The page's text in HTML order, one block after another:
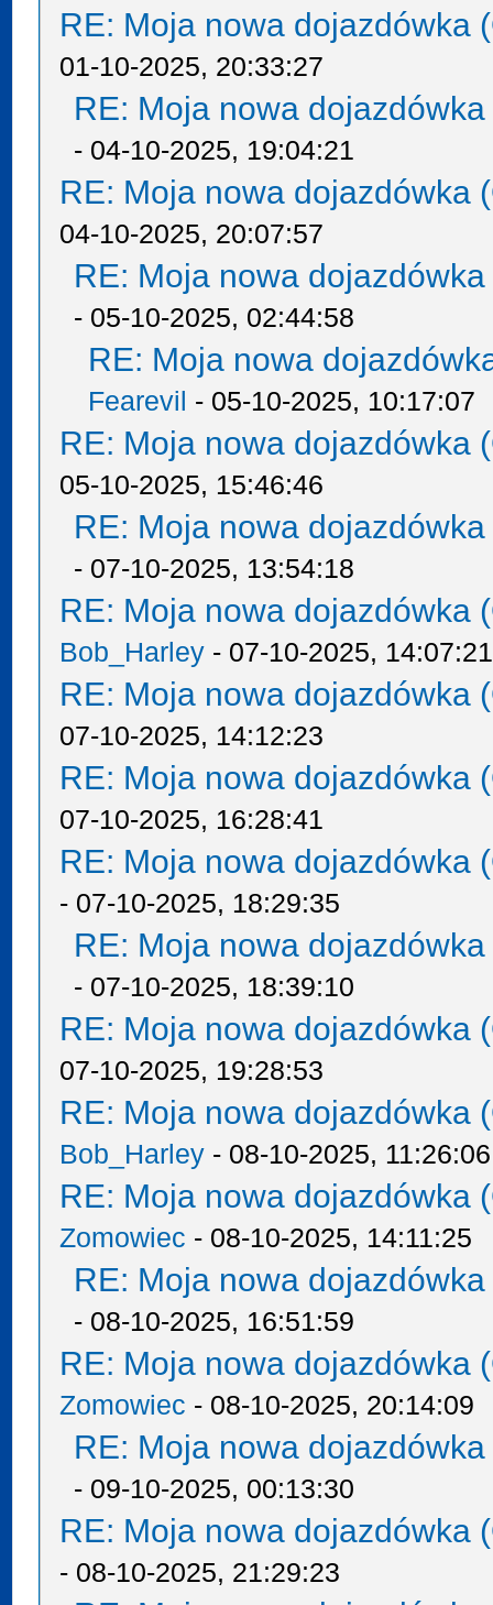
RE: Moja nowa dojazdówka
01-10-2025, 20:33:27
RE: Moja nowa
- 04-10-2025, 19:04:21
RE: Moja nowa dojazdówka
04-10-2025, 20:07:57
RE: Moja nowa
- 05-10-2025, 02:44:58
RE: Moja nowa
Fearevil - 05-10-2025, 10:17:07
RE: Moja nowa dojazdówka
05-10-2025, 15:46:46
RE: Moja nowa
- 07-10-2025, 13:54:18
RE: Moja nowa dojazdówka
Bob_Harley - 07-10-2025, 14:07:21
RE: Moja nowa dojazdówka
07-10-2025, 14:12:23
RE: Moja nowa dojazdówka
07-10-2025, 16:28:41
RE: Moja nowa dojazdówka
- 07-10-2025, 18:29:35
RE: Moja nowa
- 07-10-2025, 18:39:10
RE: Moja nowa dojazdówka
07-10-2025, 19:28:53
RE: Moja nowa dojazdówka
Bob_Harley - 08-10-2025, 11:26:06
RE: Moja nowa dojazdówka
Zomowiec - 08-10-2025, 14:11:25
RE: Moja nowa
- 08-10-2025, 16:51:59
RE: Moja nowa dojazdówka
Zomowiec - 08-10-2025, 20:14:09
RE: Moja nowa
- 09-10-2025, 00:13:30
RE: Moja nowa dojazdówka
- 08-10-2025, 21:29:23